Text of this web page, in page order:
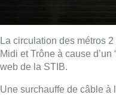
La circulation des métros
Midi et Trône à cause
web de la STIB.
Une surchauffe de câble à